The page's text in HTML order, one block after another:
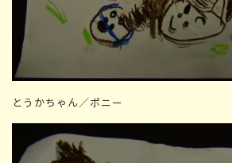
とうかちゃん／ポニー